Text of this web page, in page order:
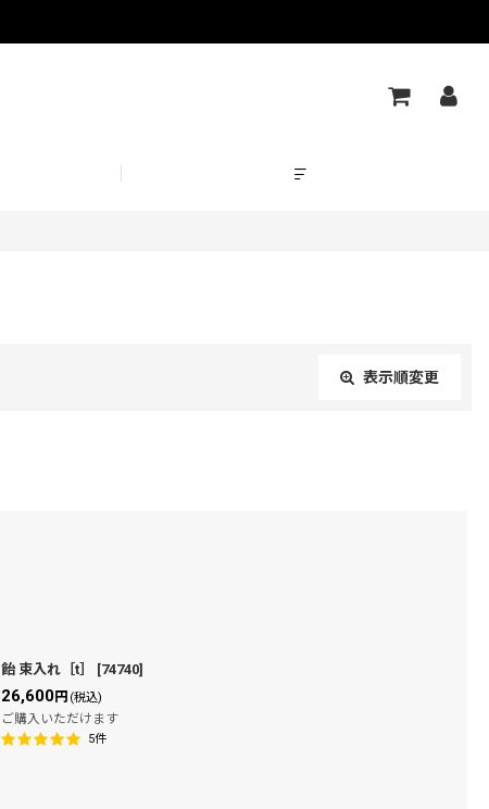
表示順変更
飴 束入れ［t］ [74740]
26,600円 (税込)
ご購入いただけます
5件